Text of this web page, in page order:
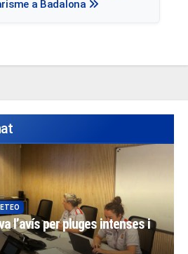
a Badalona
l’avís per pluges intenses i